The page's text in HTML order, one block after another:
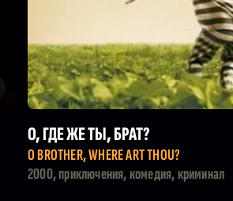
О, ГДЕ ЖЕ ТЫ, БРАТ?
O BROTHER, WHERE ART THOU?
2000, приключения, комедия, криминал